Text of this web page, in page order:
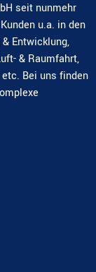
seit nunmehr
u.a. in den
Entwicklung,
& Raumfahrt,
Bei uns finden